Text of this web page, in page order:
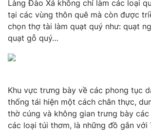
Làng Đào Xá không chỉ làm các loại
tại các vùng thôn quê mà còn được
chọn thợ tài làm quạt quý như: quạt
quạt gỗ quý…
Khu vực trưng bày về các phong tục
thống tái hiện một cách chân thực,
thờ cúng và không gian trưng bày
các loại túi thơm, là những đồ gắn với